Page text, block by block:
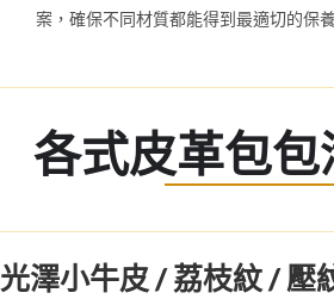
案，確保不同材質都能得到最適切的保
各式皮革包
光澤小牛皮 / 荔枝紋 / 壓